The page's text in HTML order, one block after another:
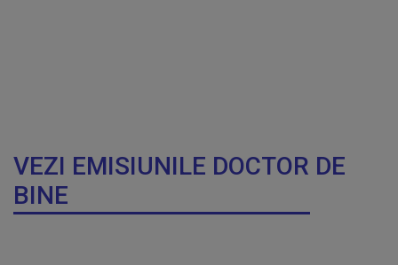
VEZI EMISIUNILE DOCTOR DE
BINE